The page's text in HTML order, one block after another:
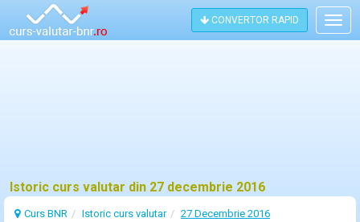
CONVERTOR RAPID
Istoric curs valutar din 27 decembrie 2016
Curs BNR Istoric curs valutar 27 Decembrie 2016